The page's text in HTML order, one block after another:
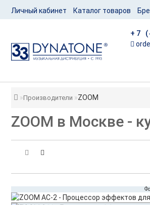
Личный кабинет Каталог товаров
+7
Производители ZOOM
ZOOM в Москве -